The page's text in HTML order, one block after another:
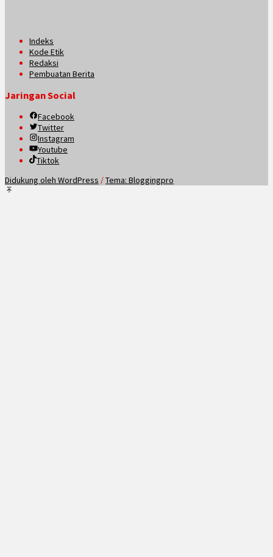
Indeks
Kode Etik
Redaksi
Pembuatan Berita
Jaringan Social
Facebook
Twitter
Instagram
Youtube
Tiktok
Didukung oleh WordPress /Tema: Bloggingpro